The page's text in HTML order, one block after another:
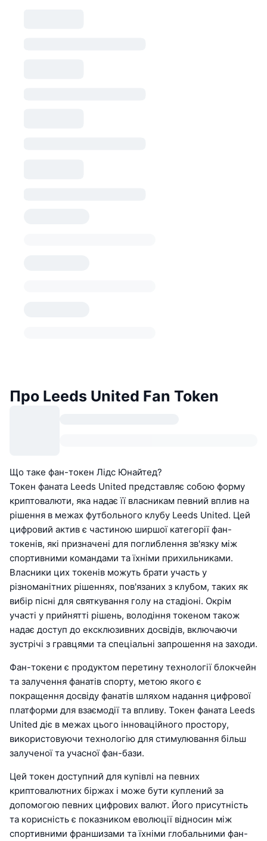
Про Leeds United Fan Token
Що таке фан-токен Лідс Юнайтед?
Токен фаната Leeds United представляє собою форму
криптовалюти, яка надає її власникам певний вплив на
рішення в межах футбольного клубу Leeds United. Цей
цифровий актив є частиною ширшої категорії фан-
токенів, які призначені для поглиблення зв'язку між
спортивними командами та їхніми прихильниками.
Власники цих токенів можуть брати участь у
різноманітних рішеннях, пов'язаних з клубом, таких як
вибір пісні для святкування голу на стадіоні. Окрім
участі у прийнятті рішень, володіння токеном також
надає доступ до ексклюзивних досвідів, включаючи
зустрічі з гравцями та спеціальні запрошення на заходи.
Фан-токени є продуктом перетину технології блокчейн
та залучення фанатів спорту, метою якого є
покращення досвіду фанатів шляхом надання цифрової
платформи для взаємодії та впливу. Токен фаната Leeds
United діє в межах цього інноваційного простору,
використовуючи технологію для стимулювання більш
залученої та учасної фан-бази.
Цей токен доступний для купівлі на певних
криптовалютних біржах і може бути куплений за
допомогою певних цифрових валют. Його присутність
та корисність є показником еволюції відносин між
спортивними франшизами та їхніми глобальними фан-